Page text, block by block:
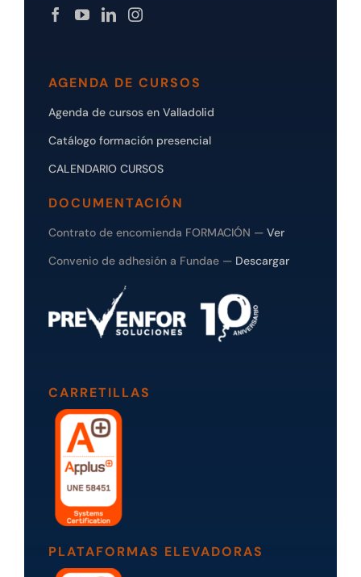
AGENDA DE CURSOS
Agenda de cursos en Valladolid
Catálogo formación presencial
CALENDARIO CURSOS
DOCUMENTACIÓN
Contrato de encomienda FORMACIÓN — Ver
Convenio de adhesión a Fundae — Descargar
CARRETILLAS
PLATAFORMAS ELEVADORAS